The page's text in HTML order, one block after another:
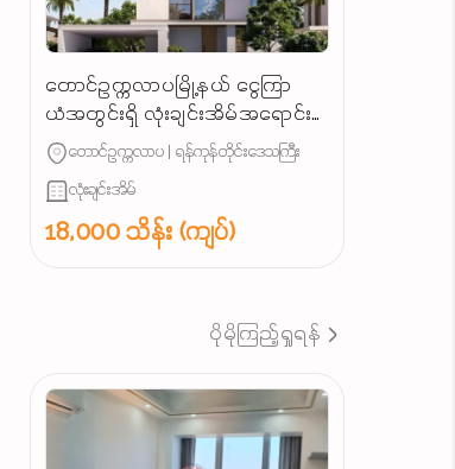
တောင်ဥက္ကလာပမြို့နယ် ​ငွေကြာ
ယံအတွင်းရှိ လုံးချင်းအိမ်အ​ရောင်း/
Landed House for Sale South
Yangon/
တောင်ဥက္ကလာပ | ရန်ကုန်တိုင်းဒေသကြီး
လုံးချင်းအိမ်
18,000 သိန်း (ကျပ်)
ပိုမိုကြည့်ရှုရန်